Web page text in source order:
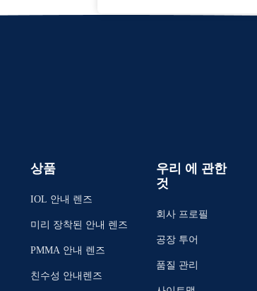
상품
IOL 안내 렌즈
미리 장착된 안내 렌즈
PMMA 안내 렌즈
친수성 안내렌즈
우리 에 관한
것
회사 프로필
공장 투어
품질 관리